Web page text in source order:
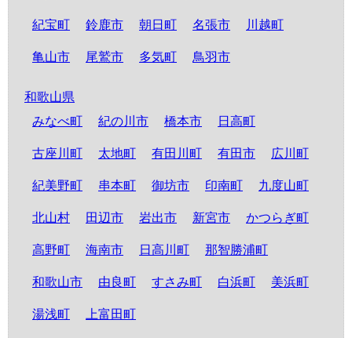
紀宝町 鈴鹿市 朝日町 名張市 川越町
亀山市 尾鷲市 多気町 鳥羽市
和歌山県
みなべ町
紀の川市 橋本市 日高町
古座川町 太地町 有田川町 有田市 広川町
紀美野町 串本町 御坊市 印南町 九度山町
北山村 田辺市 岩出市 新宮市 かつらぎ町
高野町 海南市 日高川町 那智勝浦町
和歌山市 由良町 すさみ町 白浜町 美浜町
湯浅町 上富田町